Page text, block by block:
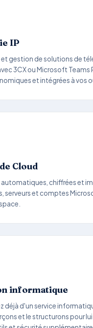
IP
gestion de solutions de
3CX ou Microsoft Teams
et intégrées à vos
Cloud
automatiques, chiffrées et
serveurs et comptes
informatique
déjà d'un service
et le structurons pour